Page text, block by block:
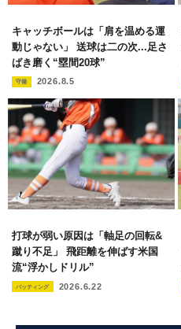
キャッチボールは「肩を温める運
動じゃない」 送球は二の次...足さ
ばき磨く“塁間20球”
守備 2026.8.5
打球が弱い原因は「軸足の回転&
蹴り不足」 飛距離を伸ばす米国
流“浮かしドリル”
バッティング 2026.6.22